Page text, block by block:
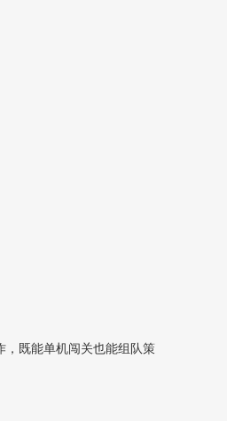
，既能单机闯关也能组队策